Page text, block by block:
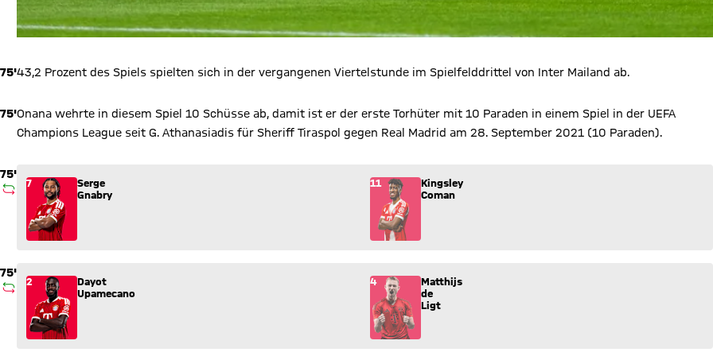
75'43,2 Prozent des Spiels spielten sich in der vergangenen Viertelstunde im Spielfelddrittel von Inter Mailand ab.
75'Onana wehrte in diesem Spiel 10 Schüsse ab, damit ist er der erste Torhüter mit 10 Paraden in einem Spiel in der UEFA
Champions League seit G. Athanasiadis für Sheriff Tiraspol gegen Real Madrid am 28. September 2021 (10 Paraden).
75'
AUSWECHSLUNG
Wechsel: Serge Gnabry (7) kommt für Kingsley Coman (11) ins Spiel.
7
Serge
Gnabry
11
Kingsley
Coman
75'
AUSWECHSLUNG
Wechsel: Dayot Upamecano (2) kommt für Matthijs de Ligt (4) ins Spiel.
2
Dayot
Upamecano
4
Matthijs
de
Ligt